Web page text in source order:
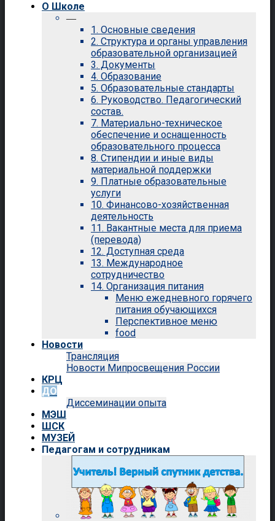
О Школе
—
1. Основные сведения
2. Структура и органы управления
образовательной организацией
3. Документы
4. Образование
5. Образовательные стандарты
6. Руководство. Педагогический
состав.
7. Материально-техническое
обеспечение и оснащенность
образовательного процесса
8. Стипендии и иные виды
материальной поддержки
9. Платные образовательные
услуги
10. Финансово-хозяйственная
деятельность
11. Вакантные места для приема
(перевода)
12. Доступная среда
13. Международное
сотрудничество
14. Организация питания
Меню ежедневного горячего
питания обучающихся
Перспективное меню
food
Новости
Трансляция
Новости Мипросвещения России
КРЦ
ДО
Диссеминации опыта
МЭШ
ШСК
МУЗЕЙ
Педагогам и сотрудникам